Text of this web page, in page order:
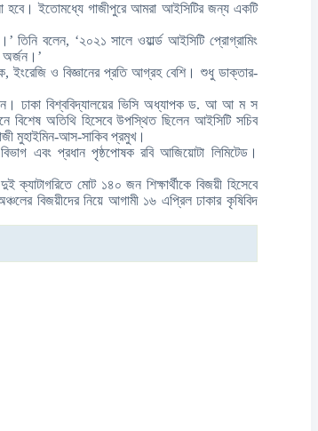
হবে। ইতোমধ্যে গাজীপুরে আমরা আইসিটির জন্য একটি
তিনি বলেন, ‘২০২১ সালে ওয়ার্ল্ড আইসিটি প্রোগ্রামিং
অর্জন।’
ইংরেজি ও বিজ্ঞানের প্রতি আগ্রহ বেশি। শুধু ডাক্তার-
ঢাকা বিশ্ববিদ্যালয়ের ভিসি অধ্যাপক ড. আ আ ম স
বিশেষ অতিথি হিসেবে উপস্থিত ছিলেন আইসিটি সচিব
মুহাইমিন-আস-সাকিব প্রমুখ।
এবং প্রধান পৃষ্ঠপোষক রবি আজিয়োটা লিমিটেড।
মোট ১৪০ জন শিক্ষার্থীকে বিজয়ী হিসেবে
বিজয়ীদের নিয়ে আগামী ১৬ এপ্রিল ঢাকার কৃষিবিদ